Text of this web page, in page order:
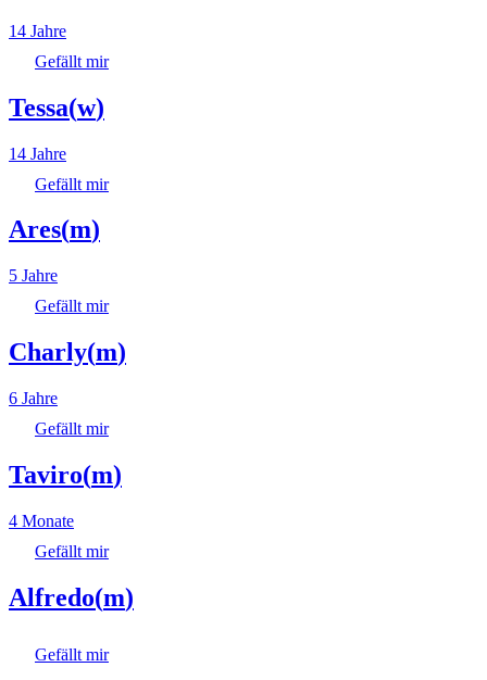
14 Jahre
Gefällt mir
Tessa(w)
14 Jahre
Gefällt mir
Ares(m)
5 Jahre
Gefällt mir
Charly(m)
6 Jahre
Gefällt mir
Taviro(m)
4 Monate
Gefällt mir
Alfredo(m)
Gefällt mir